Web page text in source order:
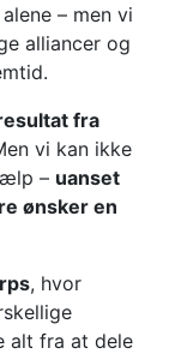
– men vi
alliancer og
fra
vi kan ikke
– uanset
ønsker en
, hvor
alt fra at dele